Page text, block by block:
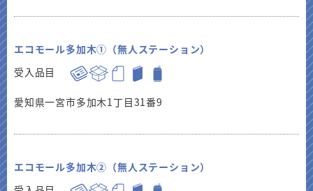
エコモール多加木①（無人ステーション）
受入品目
愛知県一宮市多加木1丁目31番9
エコモール多加木②（無人ステーション）